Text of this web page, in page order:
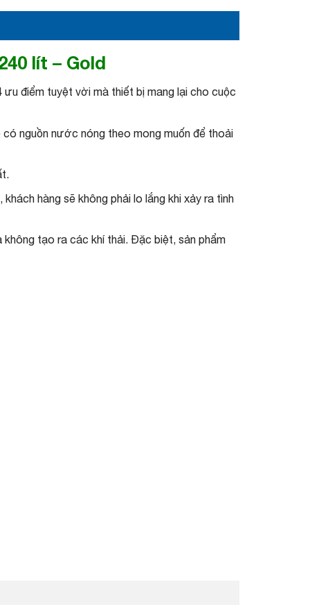
lít – Gold
điểm tuyệt vời mà thiết bị mang lại cho cuộc
có nguồn nước nóng theo mong muốn để thoải
hàng sẽ không phải lo lắng khi xảy ra tình
tạo ra các khí thải. Đặc biệt, sản phẩm